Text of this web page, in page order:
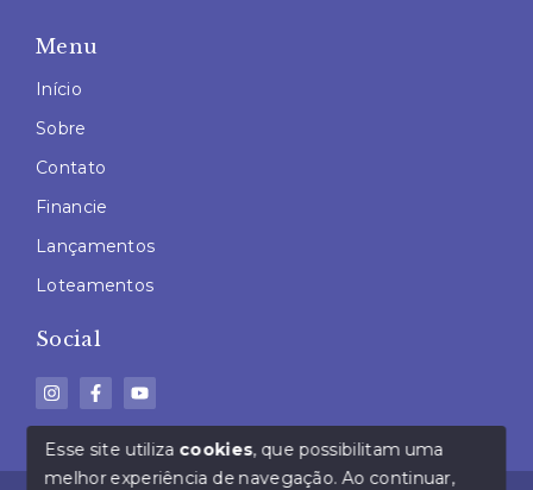
Menu
Início
Sobre
Contato
Financie
Lançamentos
Loteamentos
Social
Esse site utiliza cookies, que possibilitam uma
melhor experiência de navegação.Ao continuar,